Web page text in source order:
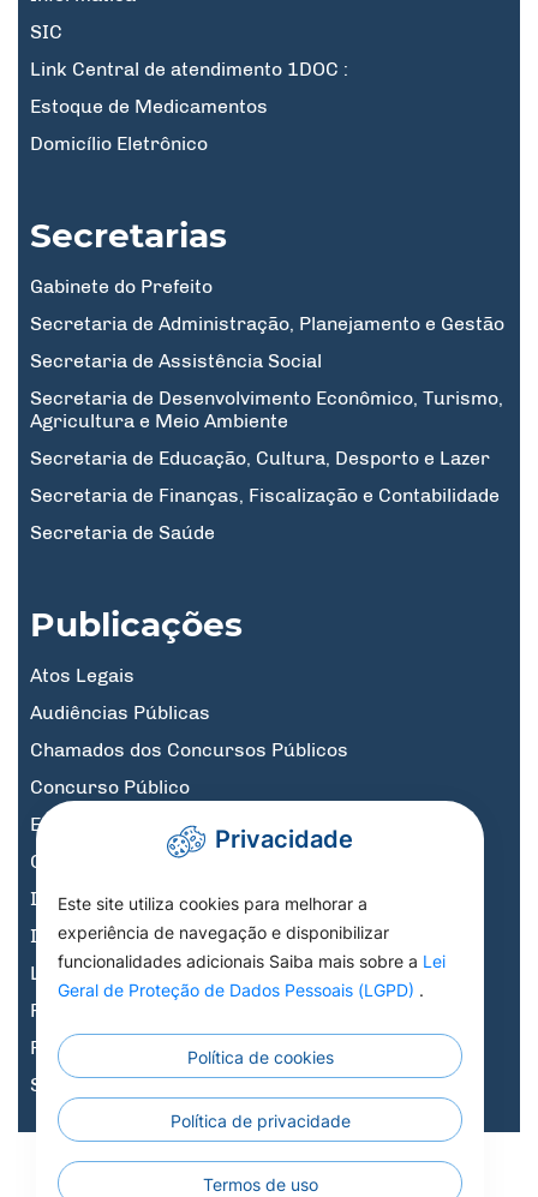
SIC
Link Central de atendimento 1DOC :
Estoque de Medicamentos
Domicílio Eletrônico
Secretarias
Gabinete do Prefeito
Secretaria de Administração, Planejamento e Gestão
Secretaria de Assistência Social
Secretaria de Desenvolvimento Econômico, Turismo,
Agricultura e Meio Ambiente
Secretaria de Educação, Cultura, Desporto e Lazer
Secretaria de Finanças, Fiscalização e Contabilidade
Secretaria de Saúde
Publicações
Atos Legais
Audiências Públicas
Chamados dos Concursos Públicos
Concurso Público
Educação
Governo Digital
Informativos
Informativos Licitações
Legislação, Decretos e Portarias
Previdência
Processo Seletivo
Saúde
Todos os
Todos os Direitos Reservados a Prefeitura
Municipal de Nortelândia - 2026
Privacidade
Este site utiliza cookies para melhorar a
experiência de navegação e disponibilizar
funcionalidades adicionais Saiba mais sobre a Lei
Geral de Proteção de Dados Pessoais (LGPD) .
Política de cookies
Política de privacidade
Termos de uso